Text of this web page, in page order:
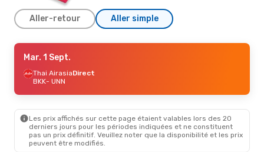
Aller-retour Aller simple
Mer. 14 Oct.
Thai AirasiaDirect
BKK- UNN
UNN- BKK
Jeu. 3 Sept.- Mer. 9 Sept.
Thai Airasia Direct
Mar. 1 Sept.
Thai AirasiaDirect
BKK- UNN
Les prix affichés sur cette page étaient valables lors des 20
derniers jours pour les périodes indiquées et ne constituent
pas un prix définitif. Veuillez noter que la disponibilité et les prix
peuvent être modifiés.